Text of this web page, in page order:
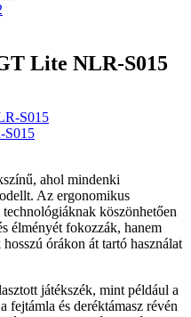
Lite NLR-S015
S015
ahol mindenki
Az ergonomikus
köszönhetően
élményét fokozzák, hanem
órákon át tartó használat
játékszék, mint például a
fejtámla és deréktámasz révén